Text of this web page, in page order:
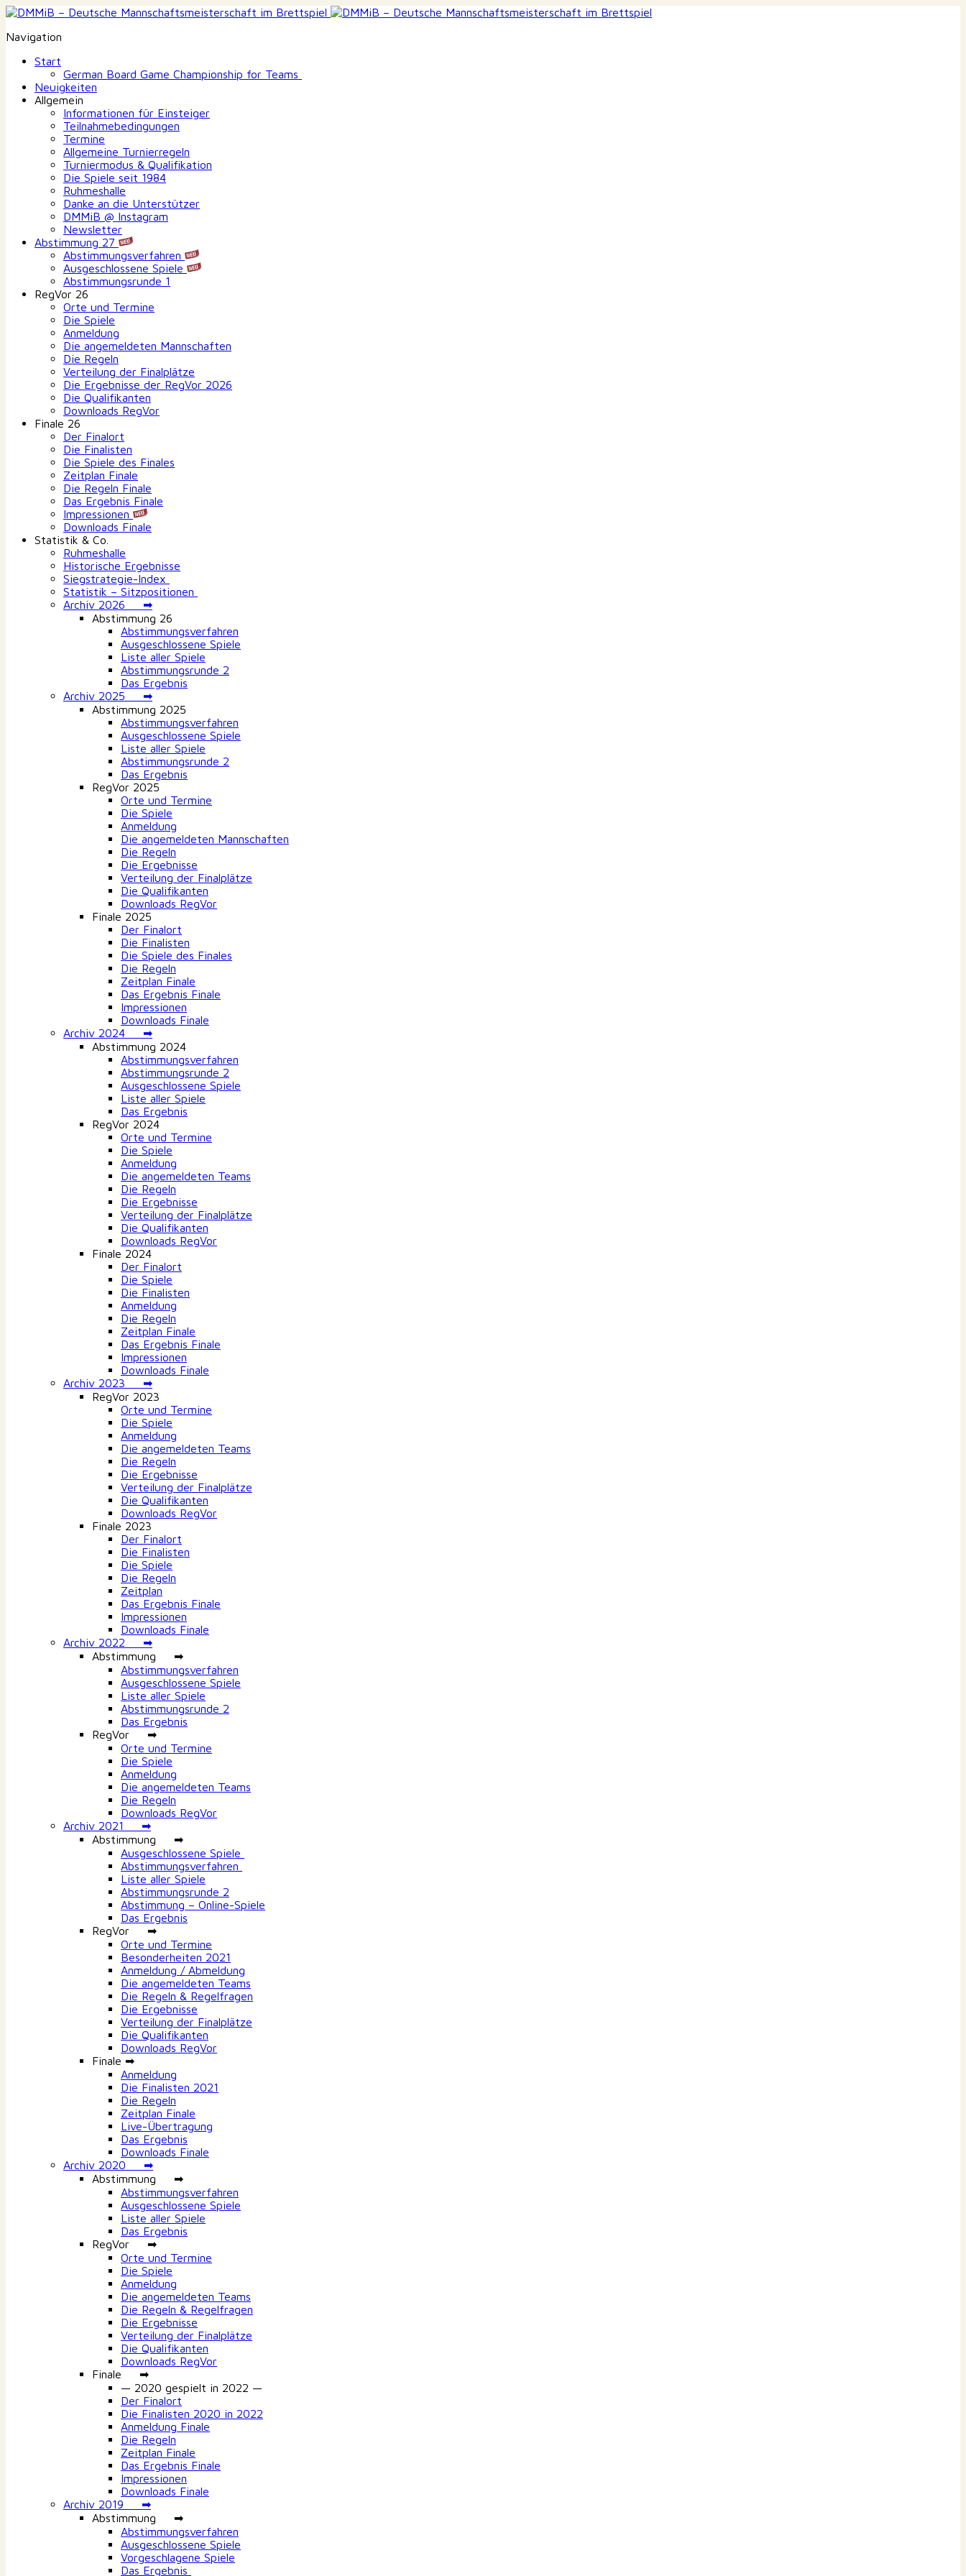
Navigation
Start
German Board Game Championship for Teams
Neuigkeiten
Allgemein
Informationen für Einsteiger
Teilnahmebedingungen
Termine
Allgemeine Turnierregeln
Turniermodus & Qualifikation
Die Spiele seit 1984
Ruhmeshalle
Danke an die Unterstützer
DMMiB @ Instagram
Newsletter
Abstimmung 27
Abstimmungsverfahren
Ausgeschlossene Spiele
Abstimmungsrunde 1
RegVor 26
Orte und Termine
Die Spiele
Anmeldung
Die angemeldeten Mannschaften
Die Regeln
Verteilung der Finalplätze
Die Ergebnisse der RegVor 2026
Die Qualifikanten
Downloads RegVor
Finale 26
Der Finalort
Die Finalisten
Die Spiele des Finales
Zeitplan Finale
Die Regeln Finale
Das Ergebnis Finale
Impressionen
Downloads Finale
Statistik & Co.
Ruhmeshalle
Historische Ergebnisse
Siegstrategie-Index
Statistik – Sitzpositionen
Archiv 2026 ➡
Abstimmung 26
Abstimmungsverfahren
Ausgeschlossene Spiele
Liste aller Spiele
Abstimmungsrunde 2
Das Ergebnis
Archiv 2025 ➡
Abstimmung 2025
Abstimmungsverfahren
Ausgeschlossene Spiele
Liste aller Spiele
Abstimmungsrunde 2
Das Ergebnis
RegVor 2025
Orte und Termine
Die Spiele
Anmeldung
Die angemeldeten Mannschaften
Die Regeln
Die Ergebnisse
Verteilung der Finalplätze
Die Qualifikanten
Downloads RegVor
Finale 2025
Der Finalort
Die Finalisten
Die Spiele des Finales
Die Regeln
Zeitplan Finale
Das Ergebnis Finale
Impressionen
Downloads Finale
Archiv 2024 ➡
Abstimmung 2024
Abstimmungsverfahren
Abstimmungsrunde 2
Ausgeschlossene Spiele
Liste aller Spiele
Das Ergebnis
RegVor 2024
Orte und Termine
Die Spiele
Anmeldung
Die angemeldeten Teams
Die Regeln
Die Ergebnisse
Verteilung der Finalplätze
Die Qualifikanten
Downloads RegVor
Finale 2024
Der Finalort
Die Spiele
Die Finalisten
Anmeldung
Die Regeln
Zeitplan Finale
Das Ergebnis Finale
Impressionen
Downloads Finale
Archiv 2023 ➡
RegVor 2023
Orte und Termine
Die Spiele
Anmeldung
Die angemeldeten Teams
Die Regeln
Die Ergebnisse
Verteilung der Finalplätze
Die Qualifikanten
Downloads RegVor
Finale 2023
Der Finalort
Die Finalisten
Die Spiele
Die Regeln
Zeitplan
Das Ergebnis Finale
Impressionen
Downloads Finale
Archiv 2022 ➡
Abstimmung ➡
Abstimmungsverfahren
Ausgeschlossene Spiele
Liste aller Spiele
Abstimmungsrunde 2
Das Ergebnis
RegVor ➡
Orte und Termine
Die Spiele
Anmeldung
Die angemeldeten Teams
Die Regeln
Downloads RegVor
Archiv 2021 ➡
Abstimmung ➡
Ausgeschlossene Spiele
Abstimmungsverfahren
Liste aller Spiele
Abstimmungsrunde 2
Abstimmung – Online-Spiele
Das Ergebnis
RegVor ➡
Orte und Termine
Besonderheiten 2021
Anmeldung / Abmeldung
Die angemeldeten Teams
Die Regeln & Regelfragen
Die Ergebnisse
Verteilung der Finalplätze
Die Qualifikanten
Downloads RegVor
Finale ➡
Anmeldung
Die Finalisten 2021
Die Regeln
Zeitplan Finale
Live-Übertragung
Das Ergebnis
Downloads Finale
Archiv 2020 ➡
Abstimmung ➡
Abstimmungsverfahren
Ausgeschlossene Spiele
Liste aller Spiele
Das Ergebnis
RegVor ➡
Orte und Termine
Die Spiele
Anmeldung
Die angemeldeten Teams
Die Regeln & Regelfragen
Die Ergebnisse
Verteilung der Finalplätze
Die Qualifikanten
Downloads RegVor
Finale ➡
— 2020 gespielt in 2022 —
Der Finalort
Die Finalisten 2020 in 2022
Anmeldung Finale
Die Regeln
Zeitplan Finale
Das Ergebnis Finale
Impressionen
Downloads Finale
Archiv 2019 ➡
Abstimmung ➡
Abstimmungsverfahren
Ausgeschlossene Spiele
Vorgeschlagene Spiele
Das Ergebnis